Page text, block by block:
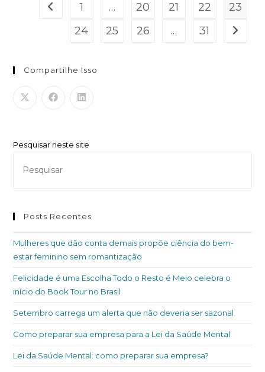
1 … 20 21 22
23
24
25 26 … 31
Compartilhe Isso
Pesquisar neste site
Posts Recentes
Mulheres que dão conta demais propõe ciência do bem-
estar feminino sem romantização
Felicidade é uma Escolha Todo o Resto é Meio celebra o
início do Book Tour no Brasil
Setembro carrega um alerta que não deveria ser sazonal
Como preparar sua empresa para a Lei da Saúde Mental
Lei da Saúde Mental: como preparar sua empresa?